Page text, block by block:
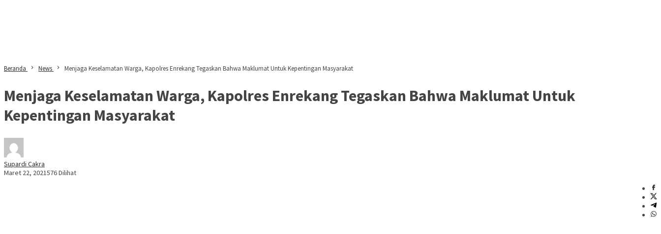
Beranda News Menjaga Keselamatan Warga, Kapolres Enrekang Tegaskan Bahwa Maklumat Untuk Kepentingan Masyarakat
Menjaga Keselamatan Warga, Kapolres Enrekang Tegaskan Bahwa Maklumat Untuk
Kepentingan Masyarakat
Supardi Cakra
Maret 22, 2021576 Dilihat